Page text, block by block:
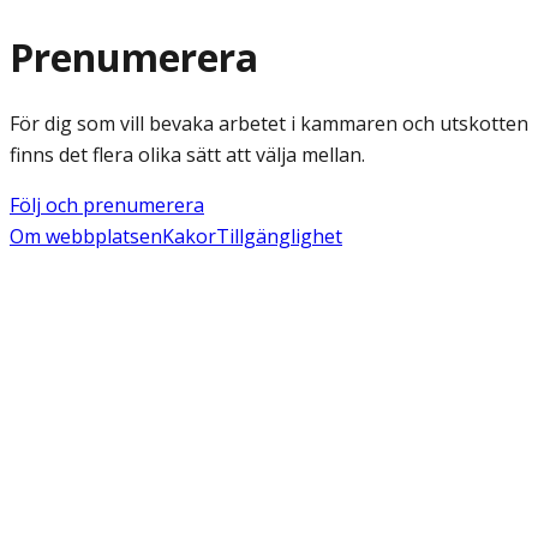
Prenumerera
För dig som vill bevaka arbetet i kammaren och utskotten
finns det flera olika sätt att välja mellan.
Följ och prenumerera
Om webbplatsenKakorTillgänglighet